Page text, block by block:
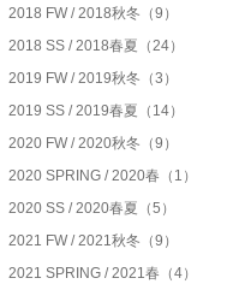
2018 FW / 2018秋冬（9）
2018 SS / 2018春夏（24）
2019 FW / 2019秋冬（3）
2019 SS / 2019春夏（14）
2020 FW / 2020秋冬（9）
2020 SPRING / 2020春（1）
2020 SS / 2020春夏（5）
2021 FW / 2021秋冬（9）
2021 SPRING / 2021春（4）